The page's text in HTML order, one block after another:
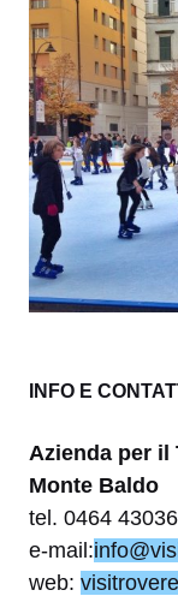
INFO E
Azienda per il
Monte Baldo
tel. 0464
e-mail:
web: